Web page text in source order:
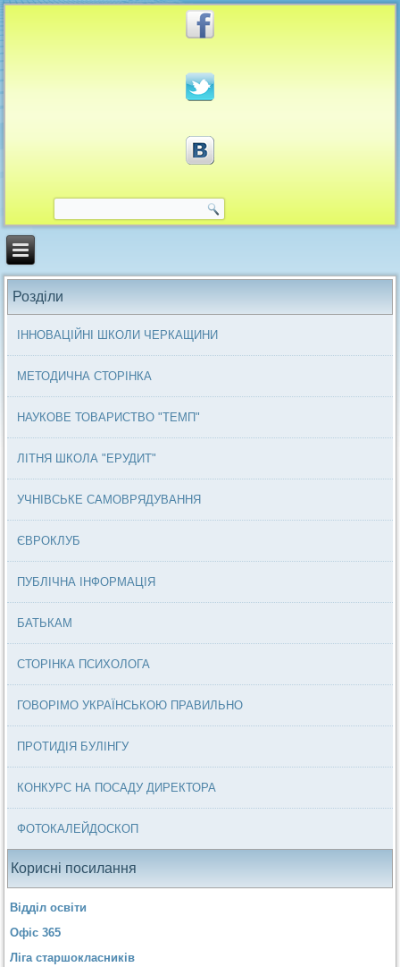
Розділи
ІННОВАЦІЙНІ ШКОЛИ ЧЕРКАЩИНИ
МЕТОДИЧНА СТОРІНКА
НАУКОВЕ ТОВАРИСТВО "ТЕМП"
ЛІТНЯ ШКОЛА "ЕРУДИТ"
УЧНІВСЬКЕ САМОВРЯДУВАННЯ
ЄВРОКЛУБ
ПУБЛІЧНА ІНФОРМАЦІЯ
БАТЬКАМ
СТОРІНКА ПСИХОЛОГА
ГОВОРІМО УКРАЇНСЬКОЮ ПРАВИЛЬНО
ПРОТИДІЯ БУЛІНГУ
КОНКУРС НА ПОСАДУ ДИРЕКТОРА
ФОТОКАЛЕЙДОСКОП
Корисні посилання
Відділ освіти
Офіс 365
Ліга старшокласників